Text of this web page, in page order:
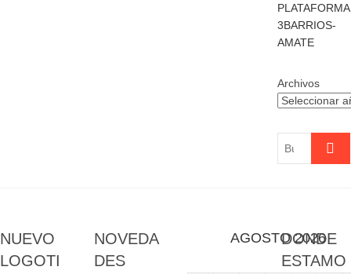
PLATAFORMA
3BARRIOS-
AMATE
Archivos
Buscar
NUEVO
LOGOTI
NOVEDA
DES
AGOSTO 2026
DONDE
ESTAMO